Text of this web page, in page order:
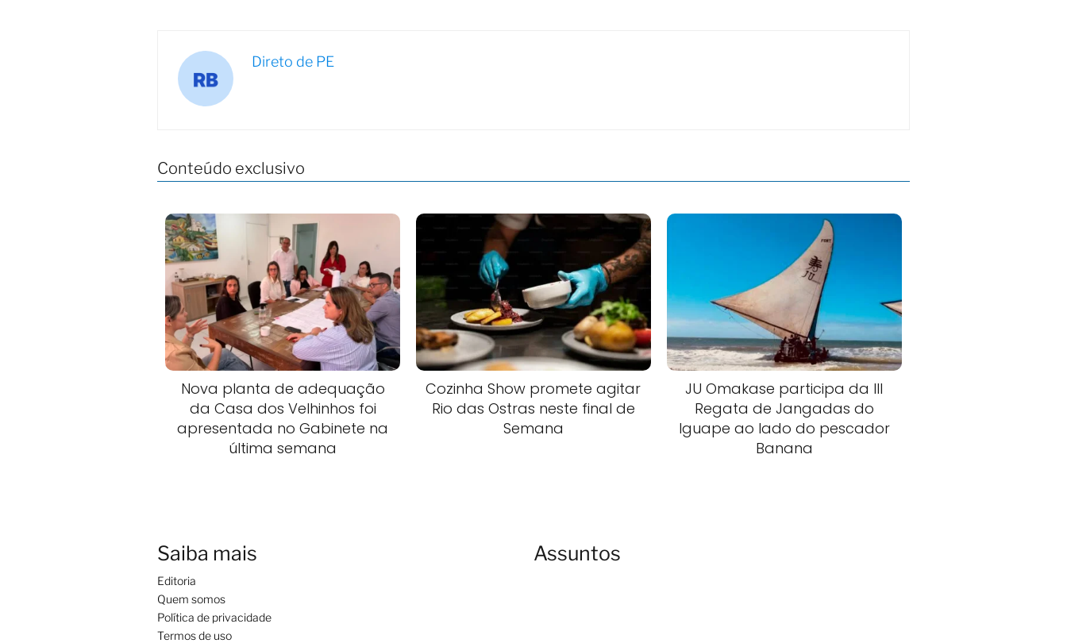
Direto de PE
Conteúdo exclusivo
Nova planta de adequação
da Casa dos Velhinhos foi
apresentada no Gabinete na
última semana
Cozinha Show promete agitar
Rio das Ostras neste final de
Semana
JU Omakase participa da III
Regata de Jangadas do
Iguape ao lado do pescador
Banana
Saiba mais
Editoria
Quem somos
Política de privacidade
Termos de uso
Assuntos